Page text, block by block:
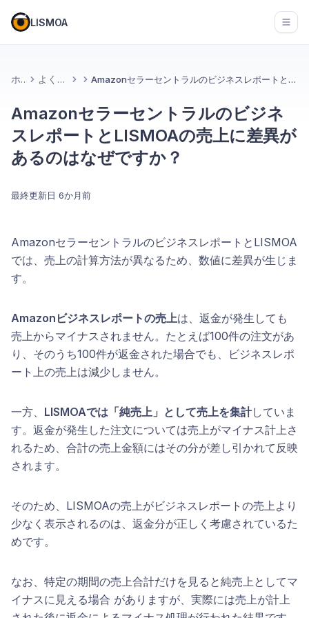
LISMOA
ホーム よくある質問 AmazonセラーセントラルのビジネスレポートとLISMOAの売上に差異があるのはなぜですか？
Amazonセラーセントラルのビジネ
スレポートとLISMOAの売上に差異が
あるのはなぜですか？
最終更新日 6か月前
AmazonセラーセントラルのビジネスレポートとLISMOA
では、売上の計算方法が異なるため、数値に差異が生じま
す。
Amazonビジネスレポートの売上は、返金が発生しても
売上からマイナスされません。たとえば100件の注文があ
り、そのうち100件が返金された場合でも、ビジネスレポ
ート上の売上は減少しません。
一方、 LISMOAでは「純売上」として売上を集計していま
す。返金が発生した注文については売上がマイナス計上さ
れるため、合計の売上金額にはその分が差し引かれて反映
されます。
そのため、LISMOAの売上がビジネスレポートの売上より
少なく表示されるのは、返金分が正しく考慮されているた
めです。
なお、特定の期間の売上合計だけを見ると純売上としてマ
イナスに見える場合 がありますが、実際には売上が計上